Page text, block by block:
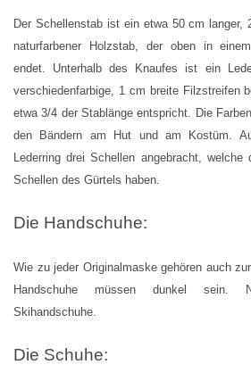
Der Schellenstab ist ein etwa 50 cm langer,
naturfarbener Holzstab, der oben in
endet. Unterhalb des Knaufes ist ein
verschiedenfarbige, 1 cm breite Filzstreifen
etwa 3/4 der Stablänge entspricht. Die
den Bändern am Hut und am Kostüm.
Lederring drei Schellen angebracht,
Schellen des Gürtels haben.
Die Handschuhe:
Wie zu jeder Originalmaske gehören auch
Handschuhe müssen dunkel sein.
Skihandschuhe.
Die Schuhe: